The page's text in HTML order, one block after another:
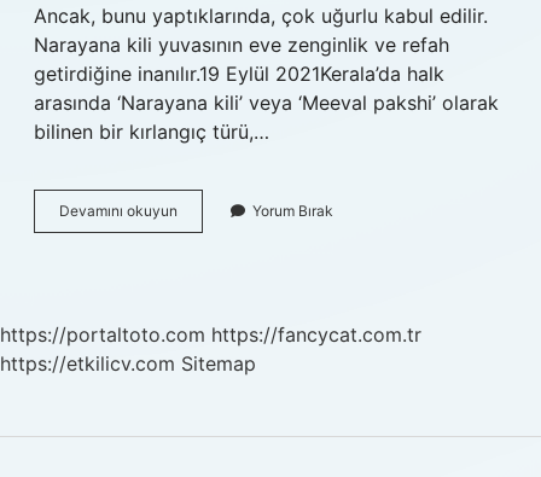
Ancak, bunu yaptıklarında, çok uğurlu kabul edilir.
Narayana kili yuvasının eve zenginlik ve refah
getirdiğine inanılır.19 Eylül 2021Kerala’da halk
arasında ‘Narayana kili’ veya ‘Meeval pakshi’ olarak
bilinen bir kırlangıç ​​türü,…
Devamını okuyun Kırlangıç
Kuşu
Yorum Bırak
https://portaltoto.com https://fancycat.com.tr
https://etkilicv.com Sitemap